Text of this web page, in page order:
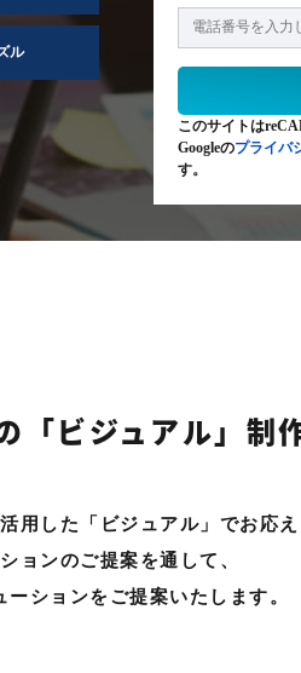
ル
このサイトは
Googleのプライバ
す。
「ビジュアル」制
活用した「ビジュアル」でお応え
ョンのご提案を通して、
ーションをご提案いたします。